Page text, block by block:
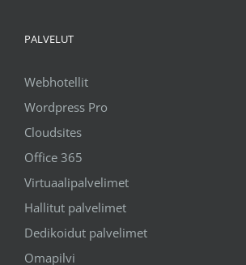
PALVELUT
Webhotellit
Wordpress Pro
Cloudsites
Office 365
Virtuaalipalvelimet
Hallitut palvelimet
Dedikoidut palvelimet
Omapilvi